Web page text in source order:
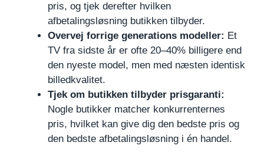
pris, og tjek derefter hvilken
afbetalingsløsning butikken tilbyder.
Overvej forrige generations modeller: Et
TV fra sidste år er ofte 20–40% billigere end
den nyeste model, men med næsten identisk
billedkvalitet.
Tjek om butikken tilbyder prisgaranti:
Nogle butikker matcher konkurrenternes
pris, hvilket kan give dig den bedste pris og
den bedste afbetalingsløsning i én handel.